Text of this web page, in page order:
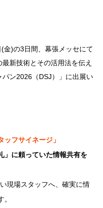
金)の3日間、幕張メッセにて
新技術とその活用法を伝え
ン2026（DSJ）」に出展い
フサイネージ」
」に頼っていた情報共有を
現場スタッフへ、確実に情